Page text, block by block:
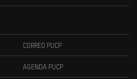
CORREO PUCP
AGENDA PUCP